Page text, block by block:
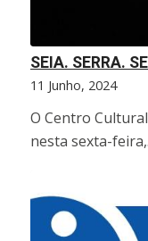
SEIA. SERRA.
11 Junho, 2024
O Centro
nesta sexta-